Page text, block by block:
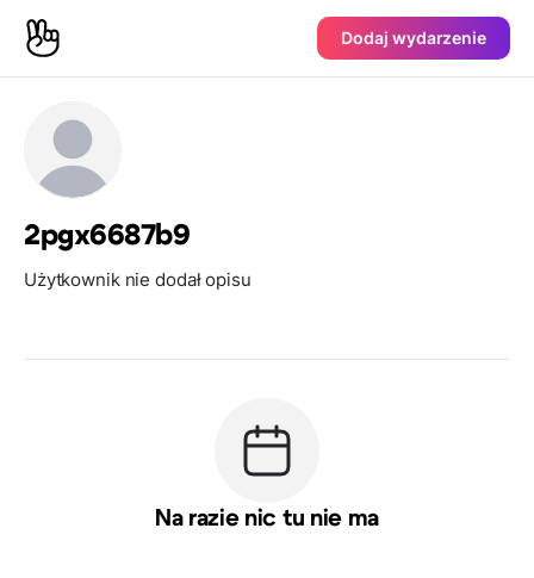
Dodaj wydarzenie
2pgx6687b9
Użytkownik nie dodał opisu
Na razie nic tu nie ma